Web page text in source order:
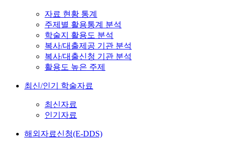
자료 현황 통계
주제별 활용통계 분석
학술지 활용도 분석
복사/대출제공 기관 분석
복사/대출신청 기관 분석
활용도 높은 주제
최신/인기 학술자료
최신자료
인기자료
해외자료신청(E-DDS)